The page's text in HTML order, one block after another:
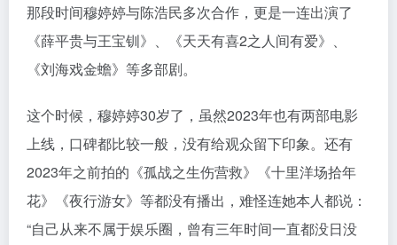
那段时间穆婷婷与陈浩民多次合作，更是一连出演了
《薛平贵与王宝钏》、《天天有喜2之人间有爱》、
《刘海戏金蟾》等多部剧。
这个时候，穆婷婷30岁了，虽然2023年也有两部电影
上线，口碑都比较一般，没有给观众留下印象。还有
2023年之前拍的《孤战之生伤营救》《十里洋场拾年
花》《夜行游女》等都没有播出，难怪连她本人都说：
“自己从来不属于娱乐圈，曾有三年时间一直都没日没